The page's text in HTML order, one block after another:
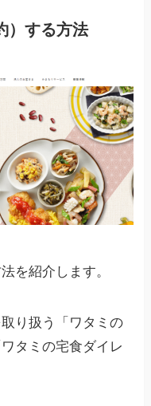
）する方法
を紹介します。
り扱う「ワタミの
タミの宅食ダイレ